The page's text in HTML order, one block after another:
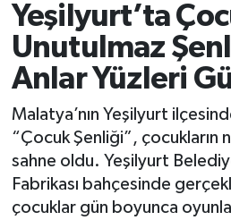
Yeşilyurt’ta
Unutulmaz
Anlar Yüzleri
Malatya’nın Yeşilyurt
“Çocuk Şenliği”, çocukların
sahne oldu. Yeşilyurt
Fabrikası bahçesinde
çocuklar gün boyunca
Yaşam